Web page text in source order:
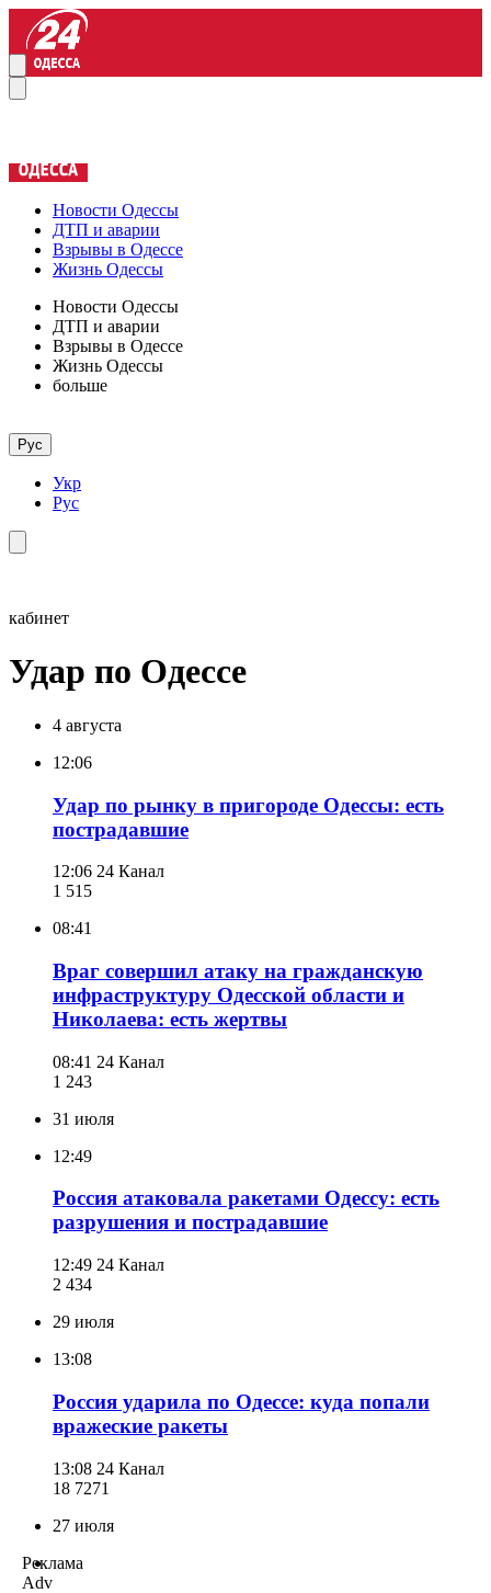
Новости Одессы
ДТП и аварии
Взрывы в Одессе
Жизнь Одессы
Новости Одессы
ДТП и аварии
Взрывы в Одессе
Жизнь Одессы
больше
Рус
Укр
Рус
кабинет
Удар по Одессе
4 августа
12:06
Удар по рынку в пригороде Одессы: есть
пострадавшие
12:06 24 Канал
1 515
08:41
Враг совершил атаку на гражданскую
инфраструктуру Одесской области и
Николаева: есть жертвы
08:41 24 Канал
1 243
31 июля
12:49
Россия атаковала ракетами Одессу: есть
разрушения и пострадавшие
12:49 24 Канал
2 434
29 июля
13:08
Россия ударила по Одессе: куда попали
вражеские ракеты
13:08 24 Канал
18 7271
27 июля
Реклама
Adv